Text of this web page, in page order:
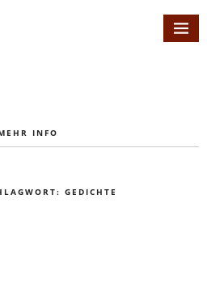
INFO
GEDICHTE